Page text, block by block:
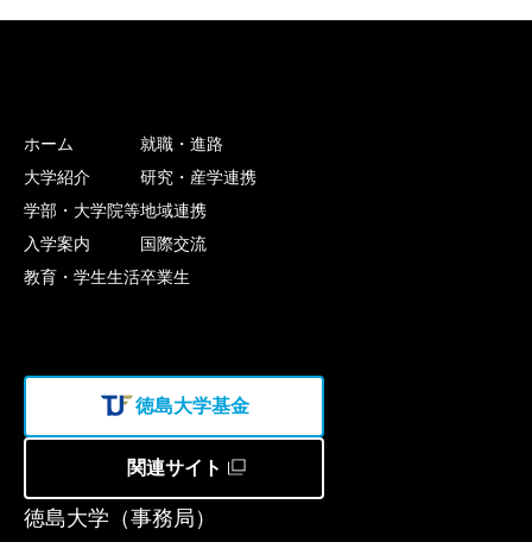
徳島大学（事務局）
ホーム
大学紹介
学部・大学院等
入学案内
教育・学生生活
就職・進路
研究・産学連携
地域連携
国際交流
卒業生
徳島大学基金
関連サイト